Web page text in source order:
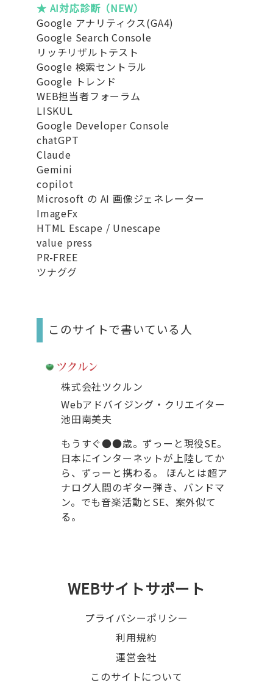
★ AI対応診断（NEW）
Google アナリティクス(GA4)
Google Search Console
リッチリザルトテスト
Google 検索セントラル
Google トレンド
WEB担当者フォーラム
LISKUL
Google Developer Console
chatGPT
Claude
Gemini
copilot
Microsoft の AI 画像ジェネレーター
ImageFx
HTML Escape / Unescape
value press
PR-FREE
ツナググ
このサイトで書いている人
株式会社ツクルン
Webアドバイジング・クリエイター
池田南美夫
もうすぐ●●歳。ずっーと現役SE。
日本にインターネットが上陸してか
ら、ずっーと携わる。 ほんとは超ア
ナログ人間のギター弾き、バンドマ
ン。でも音楽活動とSE、案外似て
る。
WEBサイトサポート
プライバシーポリシー
利用規約
運営会社
このサイトについて